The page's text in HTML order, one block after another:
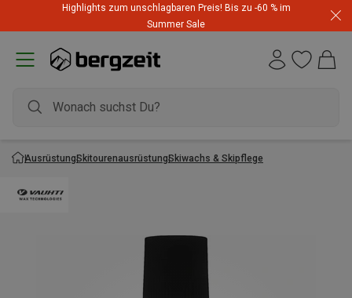
Highlights zum unschlagbaren Preis! Bis zu -60 % im
Summer Sale
AusrüstungSkitourenausrüstungSkiwachs & Skipflege